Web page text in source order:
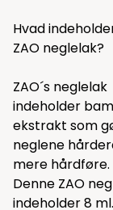
Hvad
ZAO neglelak?
ZAO´s neglelak
indeholder
ekstrakt som
neglene
mere hårdføre.
Denne ZAO
indeholder 8 ml.